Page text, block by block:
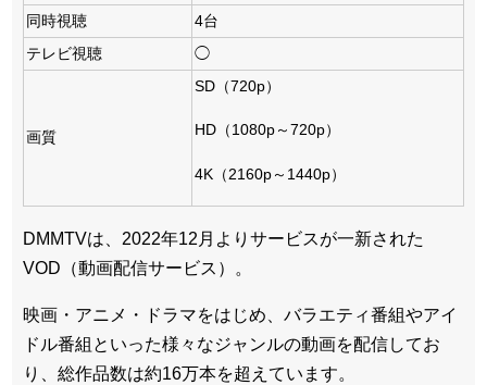
同時視聴
4台
テレビ視聴
◯
画質
SD（720p）
HD（1080p～720p）
4K（2160p～1440p）
DMMTVは、2022年12月よりサービスが一新された
VOD（動画配信サービス）。
映画・アニメ・ドラマをはじめ、バラエティ番組やアイ
ドル番組といった様々なジャンルの動画を配信してお
り、総作品数は約16万本を超えています。